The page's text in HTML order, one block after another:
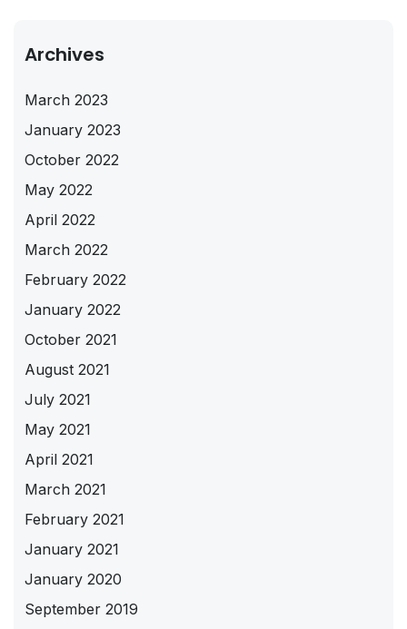
Archives
March 2023
January 2023
October 2022
May 2022
April 2022
March 2022
February 2022
January 2022
October 2021
August 2021
July 2021
May 2021
April 2021
March 2021
February 2021
January 2021
January 2020
September 2019